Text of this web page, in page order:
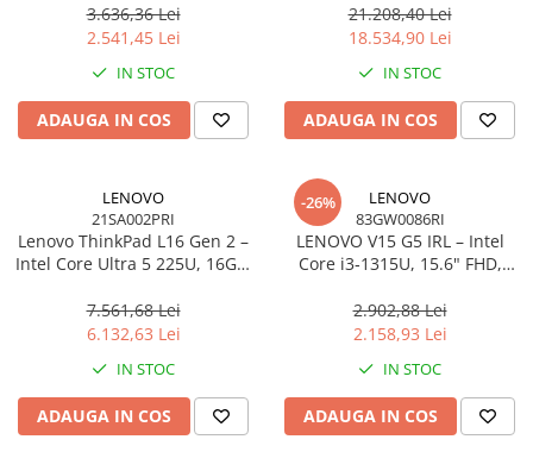
Cord
3.636,36 Lei
2.541,45 Lei
IN STOC
ADAUGA IN COS
2TB SSD, Wi‑Fi 7, 5G, W11P, 3Y
Premier
21.208,40 Lei
18.534,90 Lei
IN STOC
ADAUGA IN COS
LENOVO
21SA002PRI
Lenovo ThinkPad L16 Gen 2 –
Intel Core Ultra 5 225U, 16GB,
NOOS, 3Y On‑Site
7.561,68 Lei
6.132,63 Lei
IN STOC
ADAUGA IN COS
-26%
LENOVO
83GW0086RI
LENOVO V15 G5 IRL – Intel
Core i3‑1315U, 15.6" FHD,
NOOS, 3Y CCI
2.902,88 Lei
2.158,93 Lei
IN STOC
ADAUGA IN COS